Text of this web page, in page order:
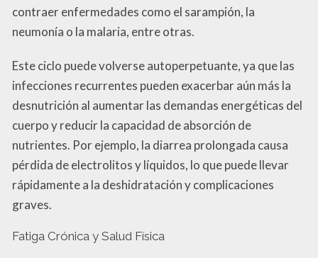
contraer enfermedades como el sarampión, la
neumonía o la malaria, entre otras.
Este ciclo puede volverse autoperpetuante, ya que las
infecciones recurrentes pueden exacerbar aún más la
desnutrición al aumentar las demandas energéticas del
cuerpo y reducir la capacidad de absorción de
nutrientes. Por ejemplo, la diarrea prolongada causa
pérdida de electrolitos y líquidos, lo que puede llevar
rápidamente a la deshidratación y complicaciones
graves.
Fatiga Crónica y Salud Física